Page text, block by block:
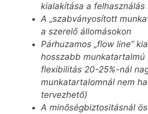
kialakítása a felhasználás
A „szabványosított
a szerelő állomásokon
Párhuzamos „flow line”
hosszabb munkatartalmú
flexibilitás 20-25%-nál
munkatartalomnál nem
tervezhető)
A minőségbiztositásnál